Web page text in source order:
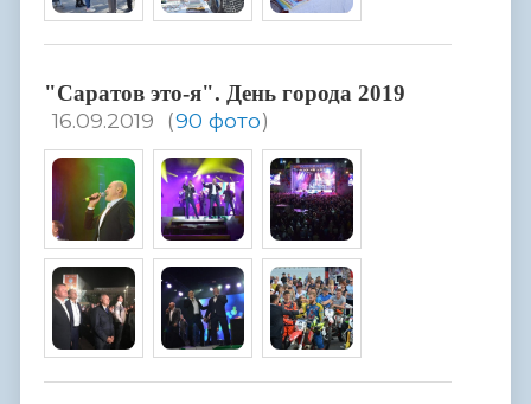
"Саратов это-я". День города 2019
16.09.2019
(90 фото)